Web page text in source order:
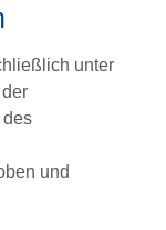
unter
des
und